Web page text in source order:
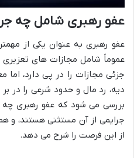
عفو رهبری شامل چه
عفو رهبری به عنوان یکی از
عموماً شامل مجازات های
جزئی مجازات را در پی دارد،
دیه، رد مال و حدود شرعی را در
بررسی می شود که عفو رهبری
جرایمی از آن مستثنی هستند، و
از این فرصت را شرح می دهد.